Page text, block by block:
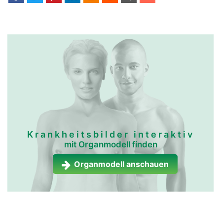
Krankheitsbilder interaktiv
mit Organmodell finden
Organmodell anschauen